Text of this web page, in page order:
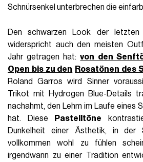
Schnürsenkel unterbrechen die
Den schwarzen Look der letzten
widerspricht auch den meisten
Jahr getragen hat:von den
Open bis zu den Rosatönen des
Roland Garros wird Sinner
Trikot mit Hydrogen Blue-Details
nachahmt, den Lehm im Laufe eines
hat. Diese
Pastelltöne
Dunkelheit einer Ästhetik, in der
vollkommen wohl zu fühlen
irgendwann zu einer Tradition